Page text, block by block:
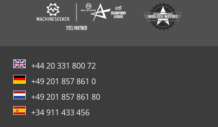
+44 20 331 800 72
+49 201 857 861 0
+49 201 857 861 80
+34 911 433 456